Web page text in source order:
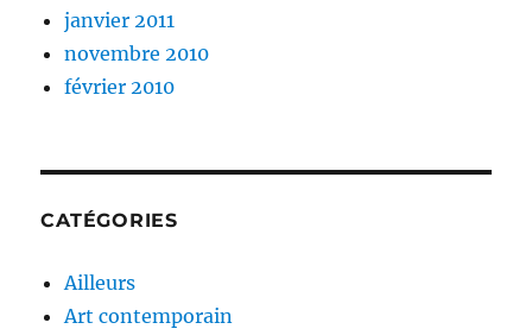
janvier 2011
novembre 2010
février 2010
CATÉGORIES
Ailleurs
Art contemporain